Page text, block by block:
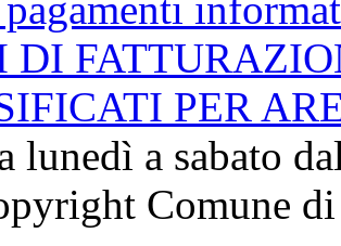
DI
PER
lunedì a sabato
Comune